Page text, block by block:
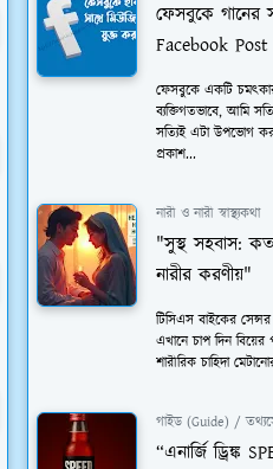
ফেসবুকে গানের
Facebook
ফেসবুকে একটি
ব্যক্তিগতভাবে, আমি
সত্যিই এটা উপভোগ
প্রকাশ...
নারী ও নারী স্বাস্থ্যকথা
"সুস্থ সহবাস:
নারীর করণীয়"
টিসিএস বাইকের
এখানে চাপ দিন
শারীরিক চাহিদা
গাইড (Guide) /
“এনার্জি ড্রিঙ্ক